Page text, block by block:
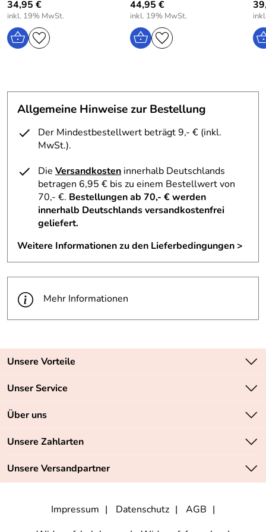
The Netherlands, www.nono-kidswear.nl
34,95 €
inkl. 19% MwSt.
44,95 €
inkl. 19% MwSt.
Allgemeine Hinweise zur Bestellung
Der Mindestbestellwert beträgt 9,- € (inkl.
MwSt.).
Die Versandkosten innerhalb Deutschlands
betragen 6,95 € bis zu einem Bestellwert von
70,- €. Bestellungen ab 70,- € werden
innerhalb Deutschlands versandkostenfrei
geliefert.
Weitere Informationen zu den Lieferbedingungen >
Mehr Informationen
Unsere Vorteile
Zahlungsarten: Vorkasse, PayPal, PayPal Express
Unser Service
Kontakt
Retourenabwicklung
Lieferbedingungen
Über uns
Unsere Bestseller
Neu
Unsere Zahlarten
Unsere Versandpartner
Impressum Datenschutz
AGB